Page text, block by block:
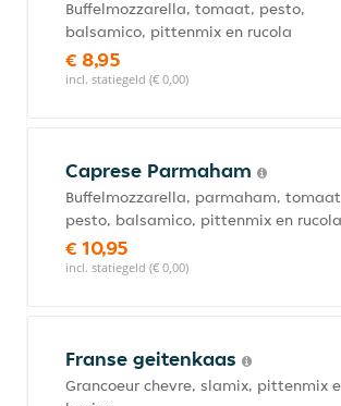
Buffelmozzarella, tomaat, pesto,
balsamico, pittenmix en rucola
€ 8,95
incl. statiegeld (€ 0,00)
Caprese Parmaham
Buffelmozzarella, parmaham,
pesto, balsamico, pittenmix en rucola
€ 10,95
incl. statiegeld (€ 0,00)
Franse geitenkaas
Grancoeur chevre, slamix, pittenmix